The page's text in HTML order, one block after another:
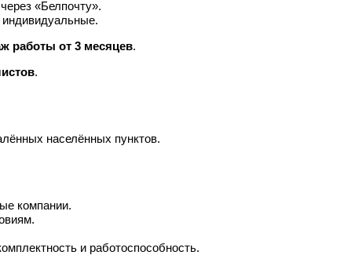
«Белпочту».
работы от 3 месяцев.
.
населённых пунктов.
компании.
и работоспособность.